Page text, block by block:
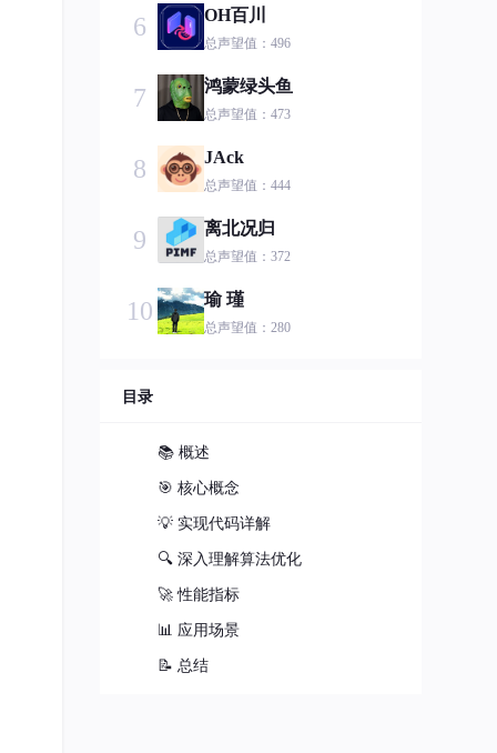
6 OH百川
总声望值：496
7 鸿蒙绿头鱼
总声望值：473
8 JAck
总声望值：444
9 离北况归
总声望值：372
10 瑜 瑾
总声望值：280
11
鸿蒙小语哥
J_1592385427
芯永恒
目录
📚 概述
🎯 核心概念
💡 实现代码详解
🔍 深入理解算法优化
🚀 性能指标
📊 应用场景
📝 总结